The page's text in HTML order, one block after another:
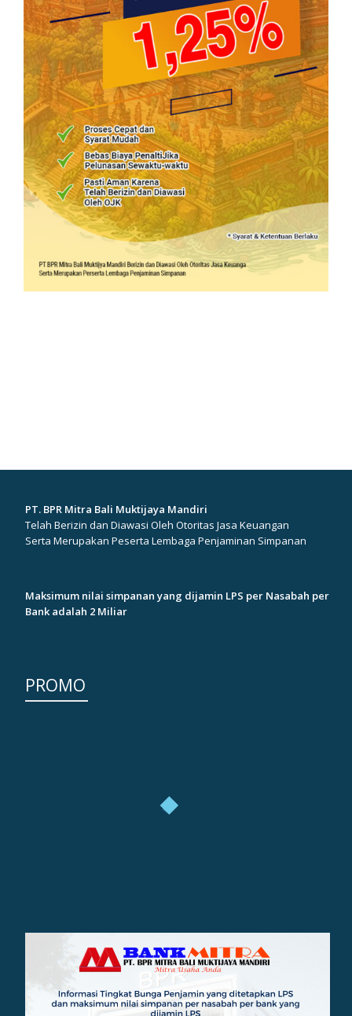
PT. BPR Mitra Bali Muktijaya Mandiri
Telah Berizin dan Diawasi Oleh Otoritas Jasa Keuangan
Serta Merupakan Peserta Lembaga Penjaminan Simpanan
Maksimum nilai simpanan yang dijamin LPS per Nasabah per
Bank adalah 2 Miliar
PROMO